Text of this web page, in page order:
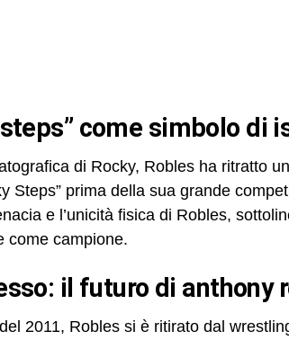
steps” come simbolo di
di Rocky, Robles ha ritratto
Steps” prima della sua grande
e l’unicità fisica di Robles,
come campione.
il futuro di anthony
2011, Robles si è ritirato dal